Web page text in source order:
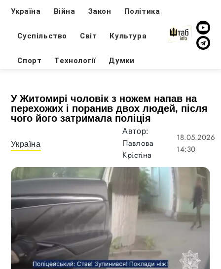
Україна Війна Закон Політика
Суспільство Світ Культура
Спорт Технології Думки
У Житомирі чоловік з ножем напав на
перехожих і поранив двох людей, після
чого його затримала поліція
Україна
Автор:
Павлова
Крістіна
18.05.2026
14:30